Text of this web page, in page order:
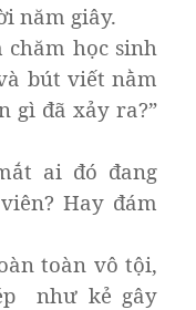
năm giây.
học sinh
bút viết nằm
gì đã xảy ra?”
ai đó đang
Hay đám
toàn vô tội,
như kẻ gây